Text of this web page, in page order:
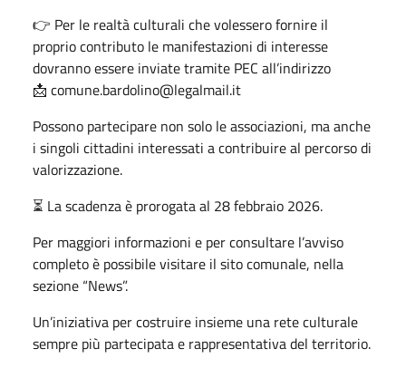
👉 Per le realtà culturali che volessero fornire il
proprio contributo le manifestazioni di interesse
dovranno essere inviate tramite PEC all’indirizzo
📩 comune.bardolino@legalmail.it
Possono partecipare non solo le associazioni, ma anche
i singoli cittadini interessati a contribuire al percorso di
valorizzazione.
⏳ La scadenza è prorogata al 28 febbraio 2026.
Per maggiori informazioni e per consultare l’avviso
completo è possibile visitare il sito comunale, nella
sezione “News”.
Un’iniziativa per costruire insieme una rete culturale
sempre più partecipata e rappresentativa del territorio.